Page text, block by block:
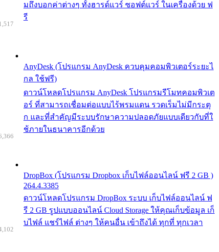
มถึงบอกค่าต่างๆ ทั้งฮารด์แวร์ ซอฟต์แวร์ ในเครื่องด้วย ฟ
รี
AnyDesk (โปรแกรม AnyDesk ควบคุมคอมพิวเตอร์ระยะไ
กล ใช้ฟรี)
ดาวน์โหลดโปรแกรม AnyDesk โปรแกรมรีโมทคอมพิวเต
อร์ ที่สามารถเชื่อมต่อแบบไร้พรมแดน รวดเร็มไม่มีกระตุ
ก และที่สำคัญมีระบบรักษาความปลอดภัยแบบเดียวกับที่ใ
ช้ภายในธนาคารอีกด้วย
DropBox (โปรแกรม Dropbox เก็บไฟล์ออนไลน์ ฟรี 2 GB )
264.4.3385
ดาวน์โหลดโปรแกรม DropBox ระบบ เก็บไฟล์ออนไลน์ ฟ
รี 2 GB รูปแบบออนไลน์ Cloud Storage ให้คุณเก็บข้อมูล เก็
บไฟล์ แชร์ไฟล์ ต่างๆ ให้คนอื่น เข้าถึงได้ ทุกที่ ทุกเวลา